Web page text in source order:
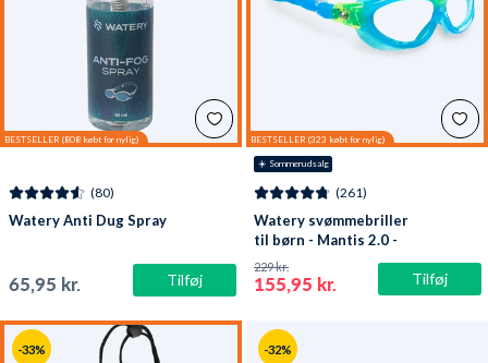
Tilføj
(80)
Watery Anti Dug Spray
65,95 kr.
☀️ Sommerudsalg
Tilføj
(261)
Watery svømmebriller
til børn - Mantis 2.0 -
Atlantic Blå/klar
155,95 kr.
229 kr.
-33% -32%